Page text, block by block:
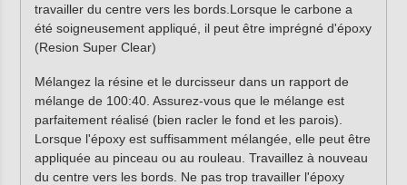
travailler du centre vers les bords.Lorsque le carbone a
été soigneusement appliqué, il peut être imprégné d'époxy
(Resion Super Clear)
Mélangez la résine et le durcisseur dans un rapport de
mélange de 100:40. Assurez-vous que le mélange est
parfaitement réalisé (bien racler le fond et les parois).
Lorsque l'époxy est suffisamment mélangée, elle peut être
appliquée au pinceau ou au rouleau. Travaillez à nouveau
du centre vers les bords. Ne pas trop travailler l'époxy